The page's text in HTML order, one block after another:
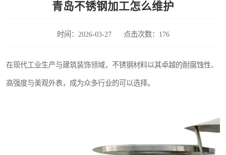
青岛不锈钢加工怎么维护
时间：2026-03-27 点击次数：176
在现代工业生产与建筑装饰领域，不锈钢材料以其卓越的耐腐蚀性、
高强度与美观外表，成为众多行业的可以选择。